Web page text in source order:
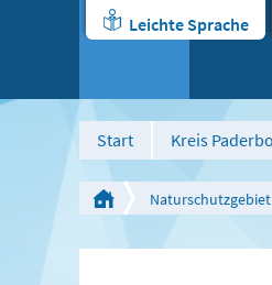
Leichte Sprache
Start Kreis